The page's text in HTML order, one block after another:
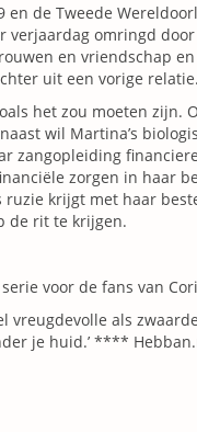
en de Tweede
verjaardag omringd
en vriendschap
uit een vorige relatie.
het zou moeten zijn.
wil Martina’s
zangopleiding
zorgen in haar
ruzie krijgt met haar
de rit te krijgen.
voor de fans van
vreugdevolle als
je huid.’ ****